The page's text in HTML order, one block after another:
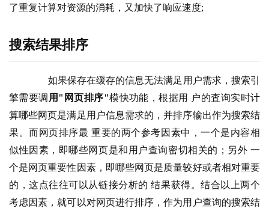
了重复计算对资源的消耗，又加快了响应速度;
搜索结果排序
如果保存在缓存的信息无法满足用户需求，搜索引
擎需要调 用"网页排序"模快功能，根据用 户的査询实时计
算哪些网页是满足用户信息需求的，并排序输出作为搜索结
果。而网页排序最 重要的两个参考因素中，一个是内容相
似性因素，即哪些网页是和用户查询密切相关的；另外 一
个是网页重要性因素，即哪些网页是质量较好或者相对重要
的，这点往往可以从链接分析的 结果获得。结合以上两个
考虑因素，就可以对网页进行排序，作为用户查询的搜索结